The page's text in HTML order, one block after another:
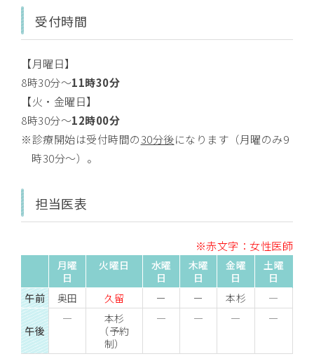
受付時間
【月曜日】
8時30分～11時30分
【火・金曜日】
8時30分～12時00分
診療開始は受付時間の30分後になります（月曜のみ9
時30分～）。
担当医表
※赤文字：女性医師
月曜
日
火曜日
水曜
日
木曜
日
金曜
日
土曜
日
午前
奥田 久留 ー ー 本杉 ―
午後
―
本杉
（予約
制）
― ― ― ―